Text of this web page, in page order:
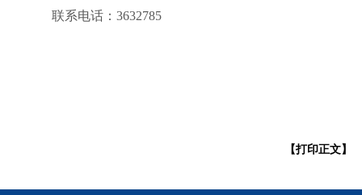
联系电话： 3632785
【打印正文】